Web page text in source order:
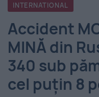
România
-
Evenimentul
Zilei
INTERNATIONAL
Accident
MINĂ din
340 sub
cel puțin 8